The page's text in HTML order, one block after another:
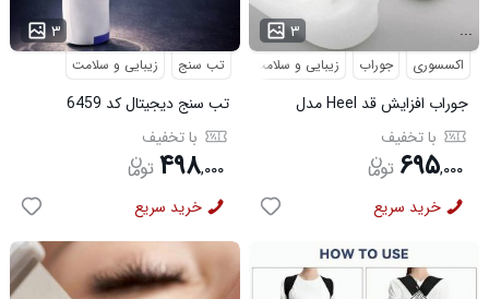
۳
تب سنج زیبایی و سلامت
تب سنج دیجیتال کد 6459
با تخفیف
۴۹۸,۰۰۰
خرید سریع
۳ ...
اکسسوری جوراب زیبایی و سلامت
جوراب افزایش قد Heel مدل
3911با تخفیف
۶۹۵,۰۰۰
خرید سریع